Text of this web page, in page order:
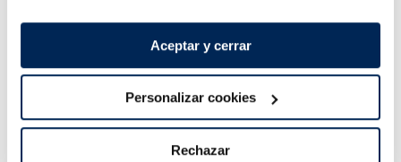
Aceptar y cerrar
Personalizar cookies
Rechazar
¡Combínalo y hazte un menú de 10!